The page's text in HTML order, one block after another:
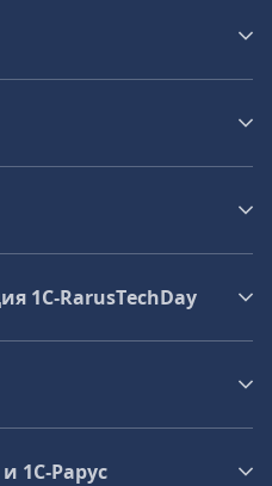
1C‑RarusTechDay
1С‑Рарус